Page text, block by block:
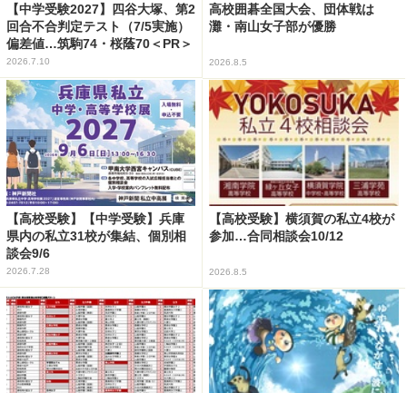
【中学受験2027】四谷大塚、第2
回合不合判定テスト（7/5実施）
偏差値…筑駒74・桜蔭70＜PR＞
2026.7.10
高校囲碁全国大会、団体戦は
灘・南山女子部が優勝
2026.8.5
【高校受験】【中学受験】兵庫
県内の私立31校が集結、個別相
談会9/6
2026.7.28
【高校受験】横須賀の私立4校が
参加…合同相談会10/12
2026.8.5